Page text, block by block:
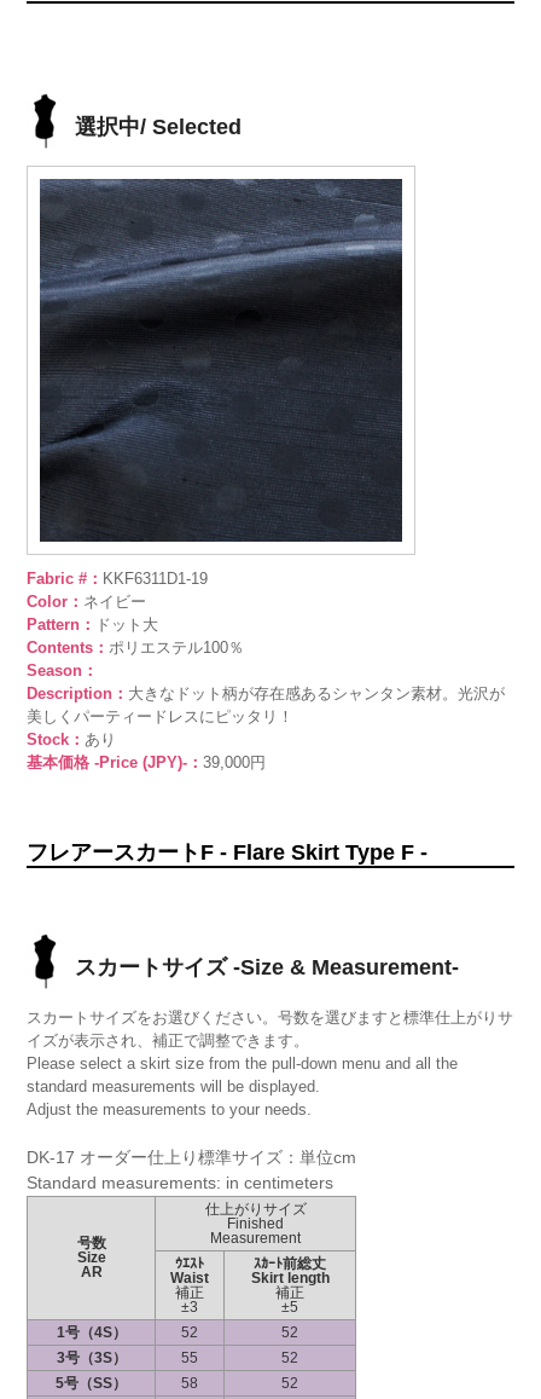
選択中/ Selected
Fabric #： KKF6311D1-19
Color： ネイビー
Pattern： ドット大
Contents：ポリエステル100％
Season：
Description： 大きなドット柄が存在感あるシャンタン素材。光沢が
美しくパーティードレスにピッタリ！
Stock：あり
基本価格 -Price (JPY)-：39,000円
フレアースカートF - Flare Skirt Type F -
スカートサイズ -Size & Measurement-
スカートサイズをお選びください。号数を選びますと標準仕上がりサ
イズが表示され、補正で調整できます。
Please select a skirt size from the pull-down menu and all the
standard measurements will be displayed.
Adjust the measurements to your needs.
DK-17 オーダー仕上り標準サイズ：単位cm
Standard measurements: in centimeters
号数
Size
AR
仕上がりサイズ
Finished
Measurement
ｳｴｽﾄ
Waist
補正
±3
ｽｶｰﾄ前総丈
Skirt length
補正
±5
1号（4S）
52
52
3号（3S）
55
52
5号（SS）
58
52